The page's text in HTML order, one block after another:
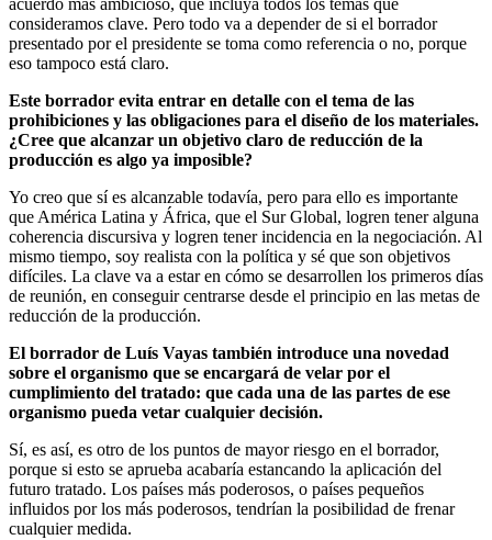
acuerdo más ambicioso, que incluya todos los temas que
consideramos clave. Pero todo va a depender de si el borrador
presentado por el presidente se toma como referencia o no, porque
eso tampoco está claro.
Este borrador evita entrar en detalle con el tema de las
prohibiciones y las obligaciones para el diseño de los materiales.
¿Cree que alcanzar un objetivo claro de reducción de la
producción es algo ya imposible?
Yo creo que sí es alcanzable todavía, pero para ello es importante
que América Latina y África, que el Sur Global, logren tener alguna
coherencia discursiva y logren tener incidencia en la negociación. Al
mismo tiempo, soy realista con la política y sé que son objetivos
difíciles. La clave va a estar en cómo se desarrollen los primeros días
de reunión, en conseguir centrarse desde el principio en las metas de
reducción de la producción.
El borrador de Luís Vayas también introduce una novedad
sobre el organismo que se encargará de velar por el
cumplimiento del tratado: que cada una de las partes de ese
organismo pueda vetar cualquier decisión.
Sí, es así, es otro de los puntos de mayor riesgo en el borrador,
porque si esto se aprueba acabaría estancando la aplicación del
futuro tratado. Los países más poderosos, o países pequeños
influidos por los más poderosos, tendrían la posibilidad de frenar
cualquier medida.